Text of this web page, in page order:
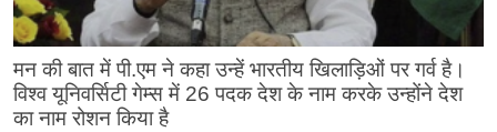
मन की बात में पी.एम ने कहा उन्हें भारतीय खिलाड़िओं पर गर्व है।
विश्व यूनिवर्सिटी गेम्स में 26 पदक देश के नाम करके उन्होंने देश
का नाम रोशन किया है